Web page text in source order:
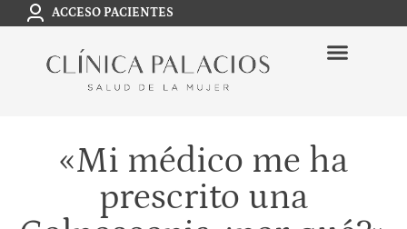
ACCESO PACIENTES
«Mi médico me ha
prescrito una